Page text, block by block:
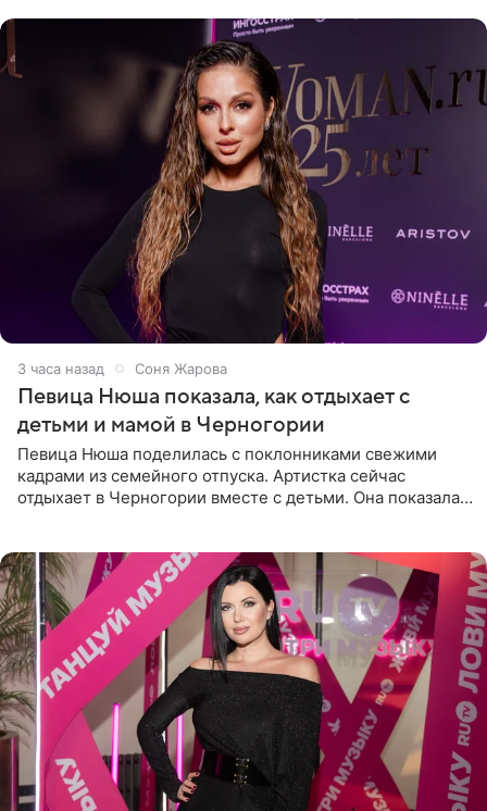
3 часа назад Соня Жарова
Певица Нюша показала, как отдыхает с
детьми и мамой в Черногории
Певица Нюша поделилась с поклонниками свежими
кадрами из семейного отпуска. Артистка сейчас
отдыхает в Черногории вместе с детьми. Она показала,